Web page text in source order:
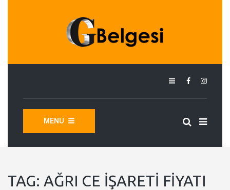
MENU
TAG: AĞRI CE İŞARETI FIYATI